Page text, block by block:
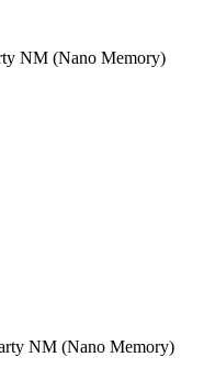
NM (Nano Memory)
NM (Nano Memory)